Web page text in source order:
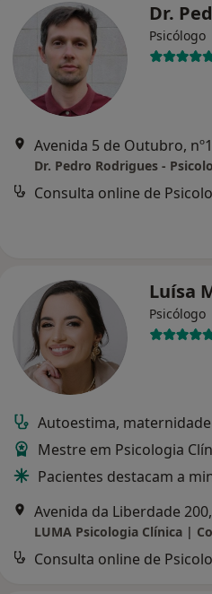
Dr.
Psicólogo
Avenida 5 de Outubro,
Consulta online de
Luísa
Psicólogo
Autoestima,
Mestre em Psicologia
Pacientes destacam a
Avenida da Liberdade
Consulta online de